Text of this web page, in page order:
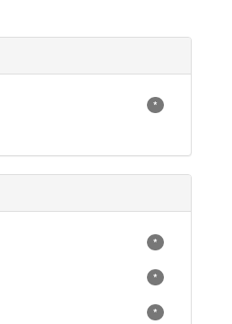
*
*
*
*